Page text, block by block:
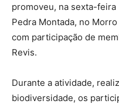
promoveu, na sexta-
Pedra Montada, no
com participação de
Revis.
Durante a atividade,
biodiversidade, os